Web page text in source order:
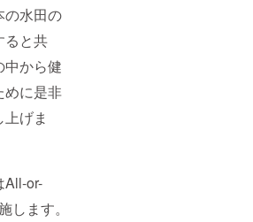
の水田の
ると共
中から健
めに是非
げま
All-or-
します。